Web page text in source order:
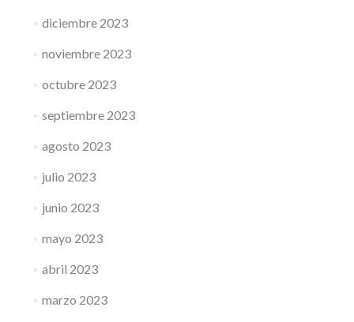
diciembre 2023
noviembre 2023
octubre 2023
septiembre 2023
agosto 2023
julio 2023
junio 2023
mayo 2023
abril 2023
marzo 2023